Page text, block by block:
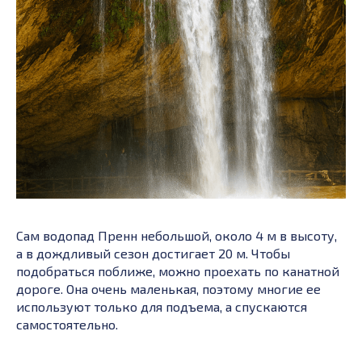
Сам водопад Пренн небольшой, около 4 м в высоту,
а в дождливый сезон достигает 20 м. Чтобы
подобраться поближе, можно проехать по канатной
дороге. Она очень маленькая, поэтому многие ее
используют только для подъема, а спускаются
самостоятельно.